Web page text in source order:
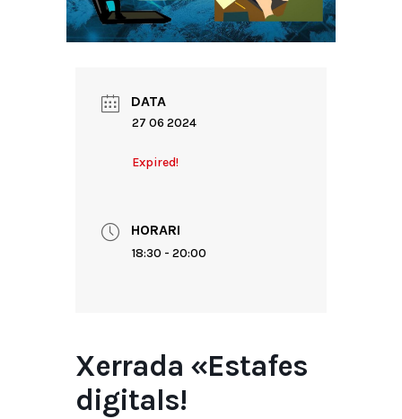
DATA
27 06 2024
Expired!
HORARI
18:30 - 20:00
Xerrada «Estafes
digitals!